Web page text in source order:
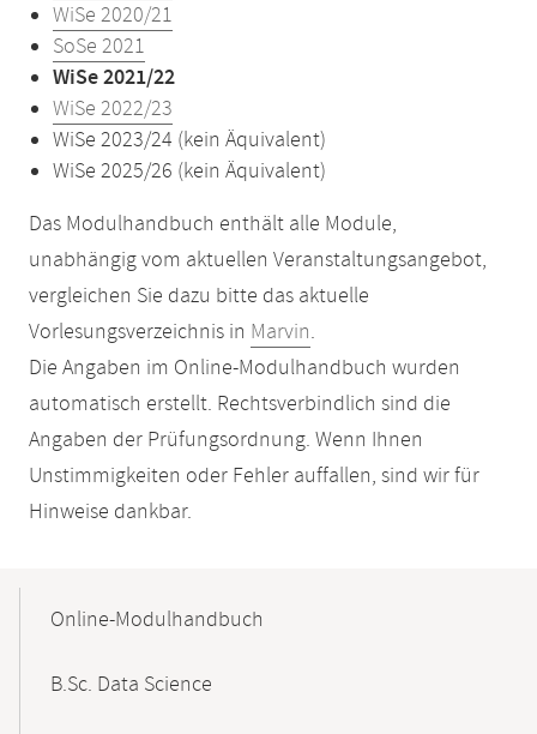
WiSe 2020/21
SoSe 2021
WiSe 2021/22
WiSe 2022/23
WiSe 2023/24 (kein Äquivalent)
WiSe 2025/26 (kein Äquivalent)
Das Modulhandbuch enthält alle Module,
unabhängig vom aktuellen Veranstaltungsangebot,
vergleichen Sie dazu bitte das aktuelle
Vorlesungsverzeichnis in Marvin.
Die Angaben im Online-Modulhandbuch wurden
automatisch erstellt. Rechtsverbindlich sind die
Angaben der Prüfungsordnung. Wenn Ihnen
Unstimmigkeiten oder Fehler auffallen, sind wir für
Hinweise dankbar.
NavigationOnline-Modulhandbuch
B.Sc. Data Science